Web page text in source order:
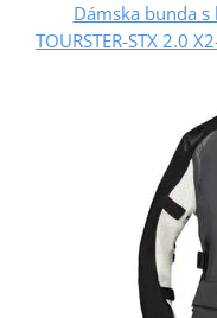
Dámska bunda
TOURSTER-STX 2.0